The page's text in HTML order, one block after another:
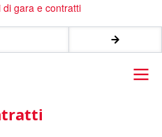
di gara e contratti